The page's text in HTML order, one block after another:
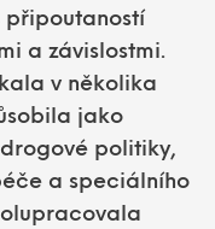
připoutaností
a závislostmi.
v několika
jako
politiky,
a speciálního